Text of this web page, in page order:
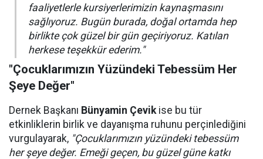
faaliyetlerle kursiyerlerimizin kaynaşmasını
sağlıyoruz. Bugün burada, doğal ortamda hep
birlikte çok güzel bir gün geçiriyoruz. Katılan
herkese teşekkür ederim."
"Çocuklarımızın Yüzündeki Tebessüm Her
Şeye Değer"
Dernek Başkanı Bünyamin Çevikise bu tür
etkinliklerin birlik ve dayanışma ruhunu perçinlediğini
vurgulayarak, "Çocuklarımızın yüzündeki tebessüm
her şeye değer. Emeği geçen, bu güzel güne katkı